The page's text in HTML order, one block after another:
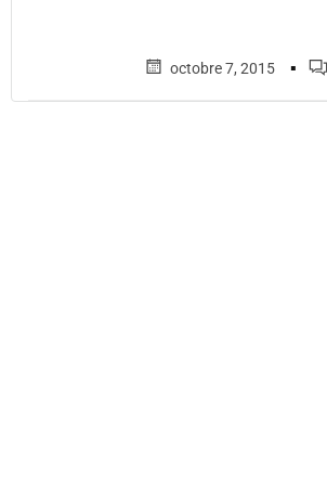
octobre 7, 2015 ▪